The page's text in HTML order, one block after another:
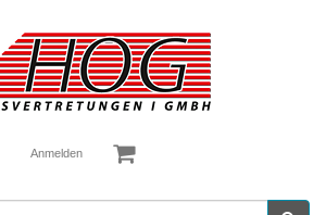
Anmelden